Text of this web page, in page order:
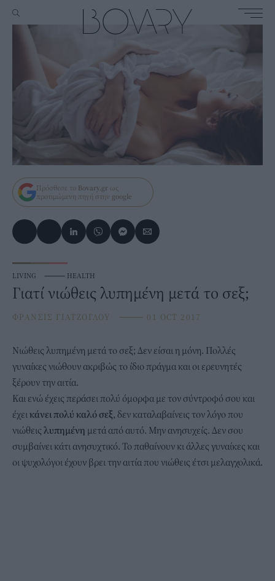
Πρόσθεσε το Bovary.gr ως
προτιμώμενη πηγή στην google
LIVING ⸻ HEALTH
Γιατί νιώθεις λυπημένη μετά το σεξ;
ΦΡΑΝΣΙΣ ΓΙΑΤΖΟΓΛΟΥ ⸻ 01 OCT 2017
Νιώθεις λυπημένη μετά το σεξ; Δεν είσαι η μόνη. Πολλές
γυναίκες νιώθουν ακριβώς το ίδιο πράγμα και οι ερευνητές
ξέρουν την αιτία.
Kαι ενώ έχεις περάσει πολύ όμορφα με τον σύντροφό σου και
έχεικάνει πολύ καλό σεξ, δεν καταλαβαίνεις τον λόγο που
νιώθεις λυπημένη μετά από αυτό. Μην ανησυχείς. Δεν σου
συμβαίνει κάτι ανησυχτικό. Το παθαίνουν κι άλλες γυναίκες και
οι ψυχολόγοι έχουν βρει την αιτία που νιώθεις έτσι μελαγχολικά.